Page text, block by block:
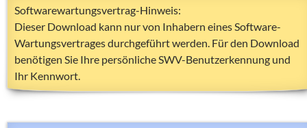
Softwarewartungsvertrag-Hinweis:
Dieser Download kann nur von Inhabern eines Software-
Wartungsvertrages durchgeführt werden. Für den Download
benötigen Sie Ihre persönliche SWV-Benutzerkennung und
Ihr Kennwort.